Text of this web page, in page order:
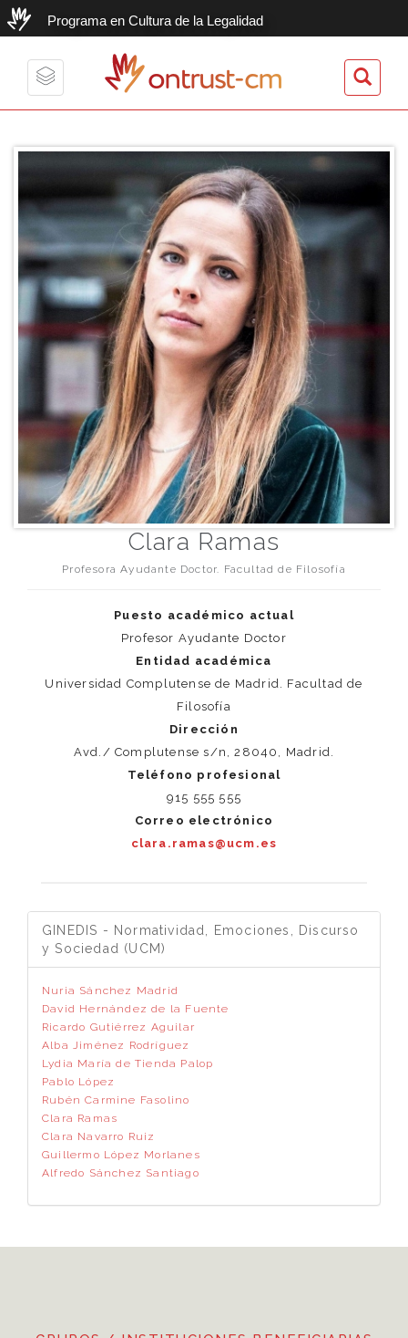
Programa en Cultura de la Legalidad
Toggle
ontrust-cm
Clara Ramas
Profesora Ayudante Doctor. Facultad de Filosofía
Puesto académico actual
Profesor Ayudante Doctor
Entidad académica
Universidad Complutense de Madrid. Facultad de
Filosofía
Dirección
Avd./ Complutense s/n, 28040, Madrid.
Teléfono profesional
915 555 555
Correo electrónico
clara.ramas@ucm.es
GINEDIS - Normatividad, Emociones, Discurso
y Sociedad (UCM)
Nuria Sánchez Madrid
David Hernández de la Fuente
Ricardo Gutiérrez Aguilar
Alba Jiménez Rodríguez
Lydia María de Tienda Palop
Pablo López
Rubén Carmine Fasolino
Clara Ramas
Clara Navarro Ruiz
Guillermo López Morlanes
Alfredo Sánchez Santiago